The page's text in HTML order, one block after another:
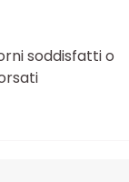
soddisfatti o